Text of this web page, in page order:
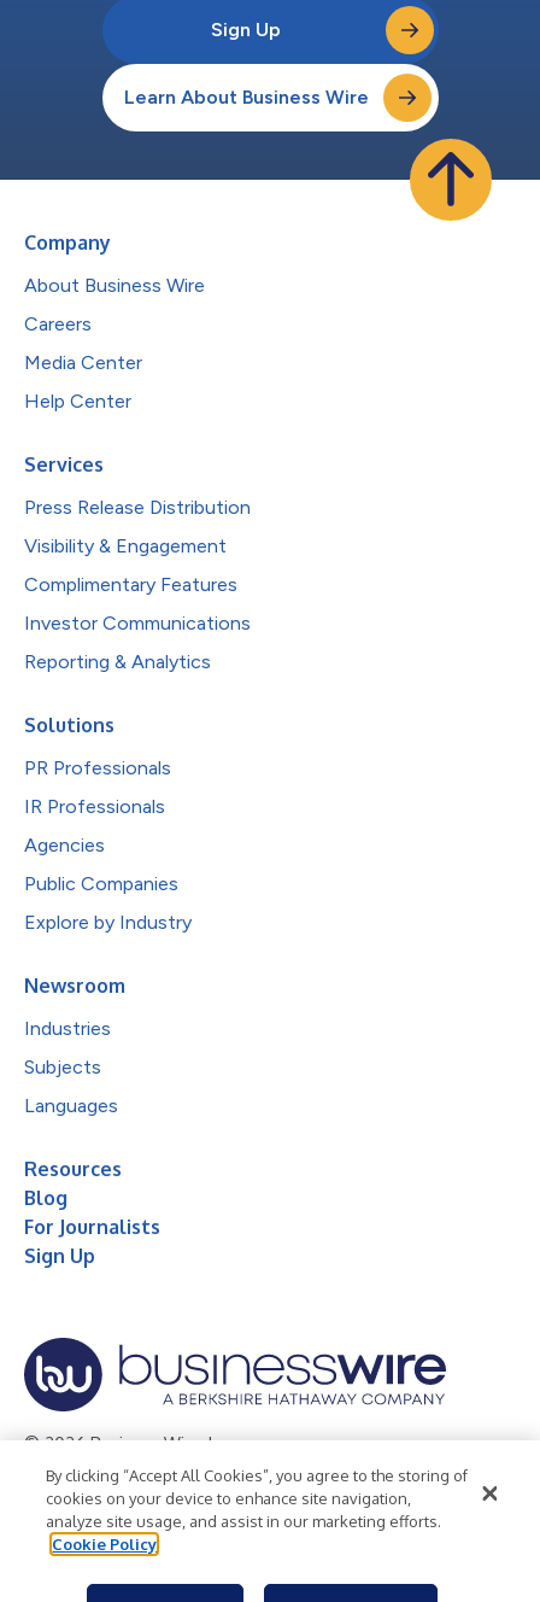
Sign Up
Learn About Business Wire
Company
About Business Wire
Careers
Media Center
Help Center
Services
Press Release Distribution
Visibility & Engagement
Complimentary Features
Investor Communications
Reporting & Analytics
Solutions
PR Professionals
IR Professionals
Agencies
Public Companies
Explore by Industry
Newsroom
Industries
Subjects
Languages
Resources
Blog
For Journalists
Sign Up
© 2026 Business Wire, Inc.
Privacy Policy Cookie Policy
Accessibility Statement
Terms of Use
Legal
By clicking “Accept All Cookies”, you agree to the storing of
cookies on your device to enhance site navigation,
analyze site usage, and assist in our marketing efforts.
Cookie Policy